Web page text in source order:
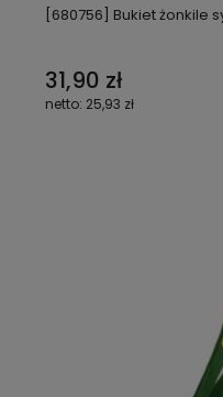
[680756] Bukiet żonkile
31,90 zł
25,93 zł